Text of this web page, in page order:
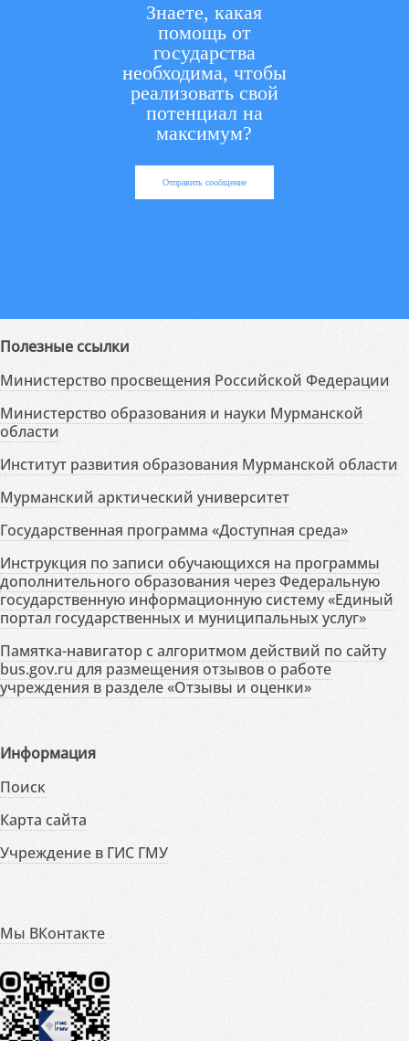
Знаете, какая
помощь от
государства
необходима, чтобы
реализовать свой
потенциал на
максимум?
Отправить сообщение
Полезные ссылки
Министерство просвещения Российской Федерации
Министерство образования и науки Мурманской
области
Институт развития образования Мурманской области
Мурманский арктический университет
Государственная программа «Доступная среда»
Инструкция по записи обучающихся на программы
дополнительного образования через Федеральную
государственную информационную систему «Единый
портал государственных и муниципальных услуг»
Памятка-навигатор с алгоритмом действий по сайту
bus.gov.ru для размещения отзывов о работе
учреждения в разделе «Отзывы и оценки»
Информация
Поиск
Карта сайта
Учреждение в ГИС ГМУ
Мы ВКонтакте